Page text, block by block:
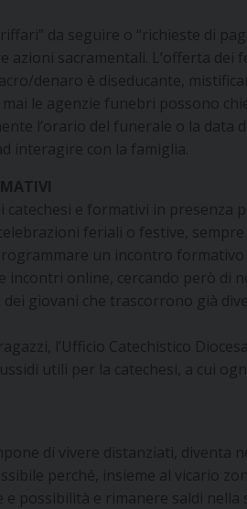
da seguire o “richieste di
azioni sacramentali. L’offerta dei
denaro è diseducante,
le agenzie funebri possono
l’orario del funerale o la data
interagire con la famiglia.
catechesi e formativi in presenza
feriali o festive, sempre
un incontro formativo
online, cercando però di
giovani che trascorrono già
l’Ufficio Catechistico
utili per la catechesi, a cui
di vivere distanziati, diventa
perché, insieme al vicario
possibilità e rimanere saldi nella